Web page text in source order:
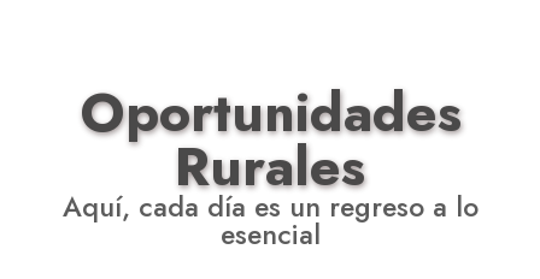
Oportunidades
Rurales
Aquí, cada día es un regreso a lo
esencial